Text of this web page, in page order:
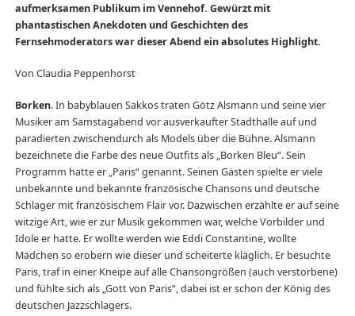
aufmerksamen Publikum im Vennehof. Gewürzt mit
phantastischen Anekdoten und Geschichten des
Fernsehmoderators war dieser Abend ein absolutes Highlight.
Von Claudia Peppenhorst
Borken. In babyblauen Sakkos traten Götz Alsmann und seine vier
Musiker am Samstagabend vor ausverkaufter Stadthalle auf und
paradierten zwischendurch als Models über die Bühne. Alsmann
bezeichnete die Farbe des neue Outfits als „Borken Bleu“. Sein
Programm hatte er „Paris“ genannt. Seinen Gästen spielte er viele
unbekannte und bekannte französische Chansons und deutsche
Schlager mit französischem Flair vor. Dazwischen erzählte er auf seine
witzige Art, wie er zur Musik gekommen war, welche Vorbilder und
Idole er hatte. Er wollte werden wie Eddi Constantine, wollte
Mädchen so erobern wie dieser und scheiterte kläglich. Er besuchte
Paris, traf in einer Kneipe auf alle Chansongrößen (auch verstorbene)
und fühlte sich als „Gott von Paris“, dabei ist er schon der König des
deutschen Jazzschlagers.